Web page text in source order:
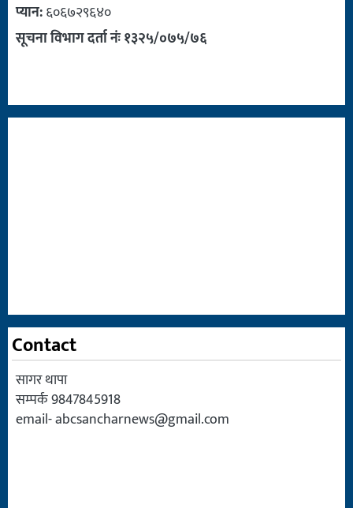
प्यान:६०६७२९६४०
सूचना विभाग दर्ता नंः १३२५/०७५/७६
Contact
सागर थापा
सम्पर्क 9847845918
email-abcsancharnews@gmail.com